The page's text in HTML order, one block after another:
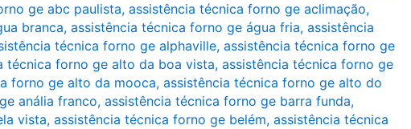
ge abc paulista, assistência técnica forno ge aclimação,
branca, assistência técnica forno ge água fria, assistência
técnica forno ge alphaville, assistência técnica forno ge
técnica forno ge alto da boa vista, assistência técnica forno ge
forno ge alto da mooca, assistência técnica forno ge alto do
anália franco, assistência técnica forno ge barra funda,
vista, assistência técnica forno ge belém, assistência técnica